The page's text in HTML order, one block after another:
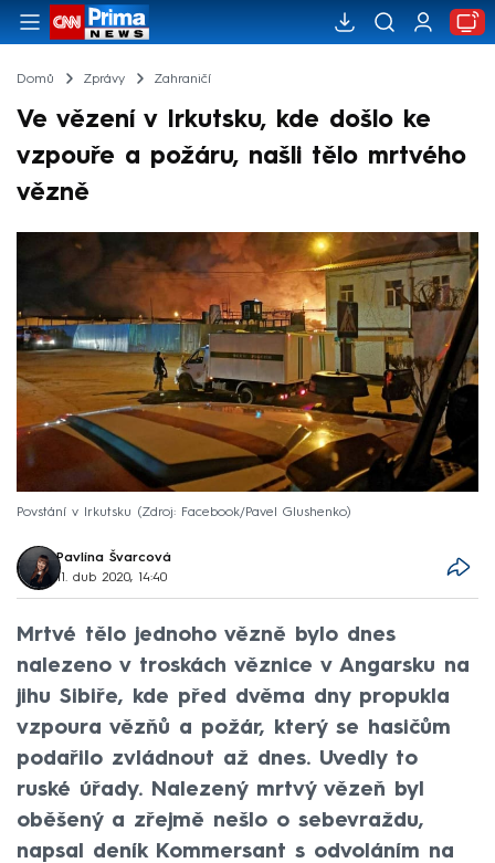
Domů Zprávy Zahraničí
Ve vězení v Irkutsku, kde došlo ke
vzpouře a požáru, našli tělo mrtvého
vězně
Povstání v Irkutsku Zdroj: Facebook/Pavel Glushenko
Pavlína Švarcová
11. dub 2020, 14:40
Mrtvé tělo jednoho vězně bylo dnes
nalezeno v troskách věznice v Angarsku na
jihu Sibiře, kde před dvěma dny propukla
vzpoura vězňů a požár, který se hasičům
podařilo zvládnout až dnes. Uvedly to
ruské úřady. Nalezený mrtvý vězeň byl
oběšený a zřejmě nešlo o sebevraždu,
napsal deník Kommersant s odvoláním na